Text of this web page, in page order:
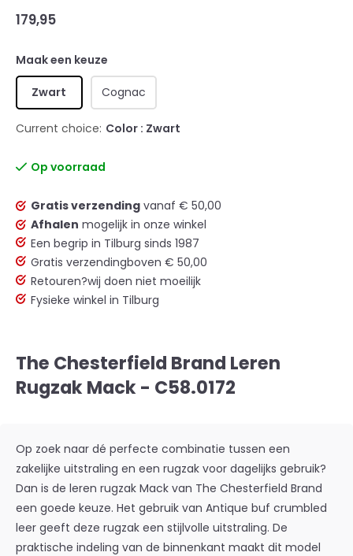
179,95
Maak een keuze
Zwart Cognac
Current choice: Color : Zwart
Op voorraad
Gratis verzending vanaf € 50,00
Afhalen mogelijk in onze winkel
Een begrip in Tilburg sinds 1987
Gratis verzendingboven € 50,00
Retouren?wij doen niet moeilijk
Fysieke winkel in Tilburg
The Chesterfield Brand Leren
Rugzak Mack - C58.0172
Op zoek naar dé perfecte combinatie tussen een
zakelijke uitstraling en een rugzak voor dagelijks gebruik?
Dan is de leren rugzak Mack van The Chesterfield Brand
een goede keuze. Het gebruik van Antique buf crumbled
leer geeft deze rugzak een stijlvolle uitstraling. De
praktische indeling van de binnenkant maakt dit model